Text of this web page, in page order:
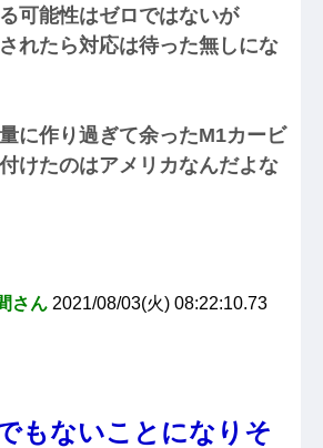
可能性はゼロではないが
れたら対応は待った無しにな
に作り過ぎて余ったM1カービ
けたのはアメリカなんだよな
さん 2021/08/03(火) 08:22:10.73
もないことになりそ